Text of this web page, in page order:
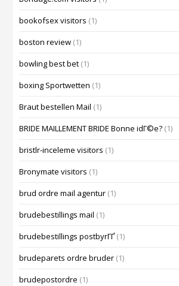
bookofsex visitors (1)
boston review (1)
bowling best bet (1)
boxing Sportwetten (1)
Braut bestellen Mail (1)
BRIDE MAILLEMENT BRIDE Bonne idГ©e? (1)
bristlr-inceleme visitors (1)
Bronymate visitors (1)
brud ordre mail agentur (1)
brudebestillings mail (1)
brudebestillings postbyrГҐ (1)
brudeparets ordre bruder (1)
brudepostordre (1)